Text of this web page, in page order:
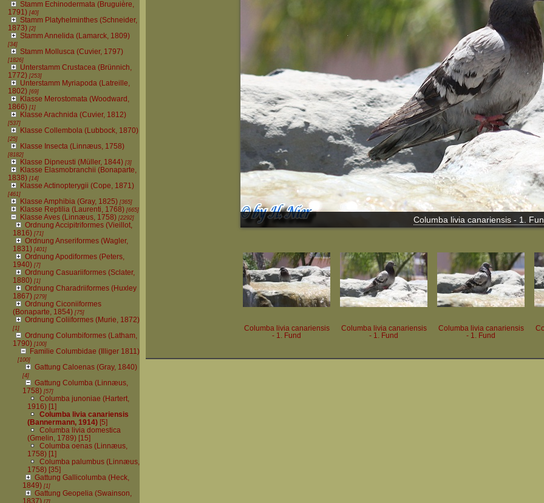
Stamm Echinodermata (Bruguière,
1791)[40]
Stamm Platyhelminthes (Schneider,
1873)[2]
Stamm Annelida (Lamarck, 1809)
[34]
Stamm Mollusca (Cuvier, 1797)
[1826]
Unterstamm Crustacea (Brünnich,
1772)[253]
Unterstamm Myriapoda (Latreille,
1802)[69]
Klasse Merostomata (Woodward,
1866)[1]
Klasse Arachnida (Cuvier, 1812)
[537]
Klasse Collembola (Lubbock, 1870)
[25]
Klasse Insecta (Linnæus, 1758)
[8182]
Klasse Dipneusti (Müller, 1844)[3]
Klasse Elasmobranchii (Bonaparte,
1838)[14]
Klasse Actinopterygii (Cope, 1871)
[461]
Klasse Amphibia (Gray, 1825)[365]
Klasse Reptilia (Laurenti, 1768)[665]
Klasse Aves (Linnæus, 1758)[2292]
Ordnung Accipitriformes (Vieillot,
1816)[71]
Ordnung Anseriformes (Wagler,
1831)[401]
Ordnung Apodiformes (Peters,
1940)[7]
Ordnung Casuariiformes (Sclater,
1880)[1]
Ordnung Charadriiformes (Huxley
1867)[279]
Ordnung Ciconiiformes
(Bonaparte, 1854)[75]
Ordnung Coliiformes (Murie, 1872)
[1]
Ordnung Columbiformes (Latham,
1790)[100]
Familie Columbidae (Illiger 1811)
[100]
Gattung Caloenas (Gray, 1840)
[4]
Gattung Columba (Linnæus,
1758)[57]
Columba junoniae (Hartert,
1916)[1]
Columba livia canariensis
(Bannermann, 1914)[5]
Columba livia domestica
(Gmelin, 1789)[15]
Columba oenas (Linnæus,
1758)[1]
Columba palumbus (Linnæus,
1758)[35]
Gattung Gallicolumba (Heck,
1849)[1]
Gattung Geopelia (Swainson,
1837)[7]
Columba livia canariensis - 1.
Columba livia canariensis
- 1. Fund
Columba livia canariensis
- 1. Fund
Columba livia canariensis
- 1. Fund